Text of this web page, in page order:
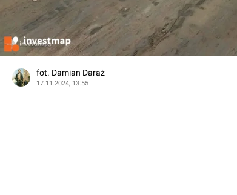
fot. Damian Daraż
17.11.2024, 13:55